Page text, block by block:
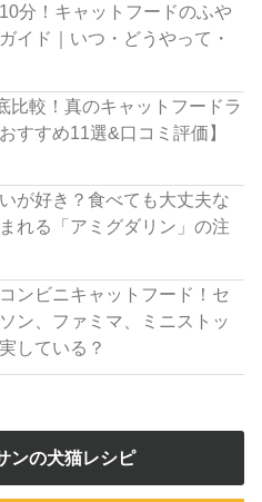
分！キャットフードのふや
イド｜いつ・どうやって・
比較！真のキャットフードラ
すすめ11選&口コミ評価】
が好き？食べても大丈夫な
れる「アミグダリン」の注
ンビニキャットフード！セ
ン、ファミマ、ミニストッ
している？
ンの犬猫レシピ